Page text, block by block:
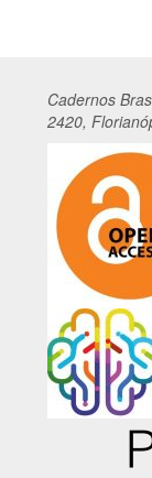
Cadernos Br
2420,